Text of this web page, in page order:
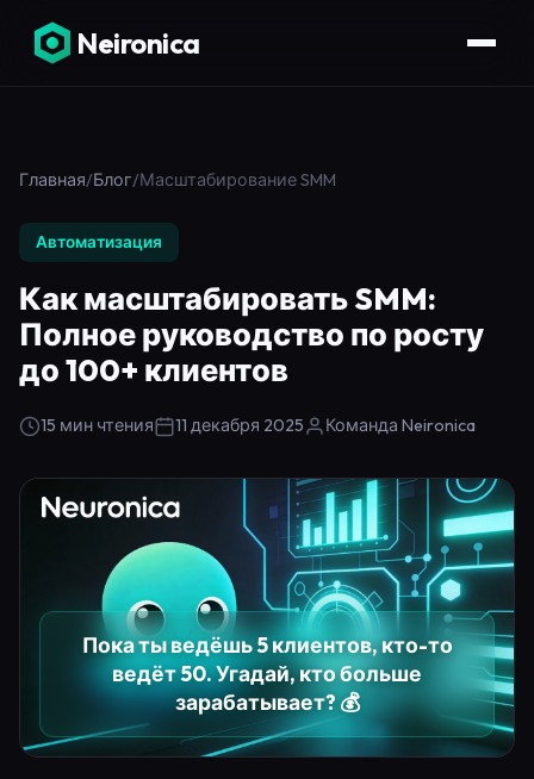
Neironica
Главная/Блог/Масштабирование SMM
Автоматизация
Как масштабировать SMM:
Полное руководство по росту
до 100+ клиентов
15 мин чтения 11 декабря 2025 Команда Neironica
Пока ты ведёшь 5 клиентов, кто-то
ведёт 50. Угадай, кто больше
зарабатывает? 💰